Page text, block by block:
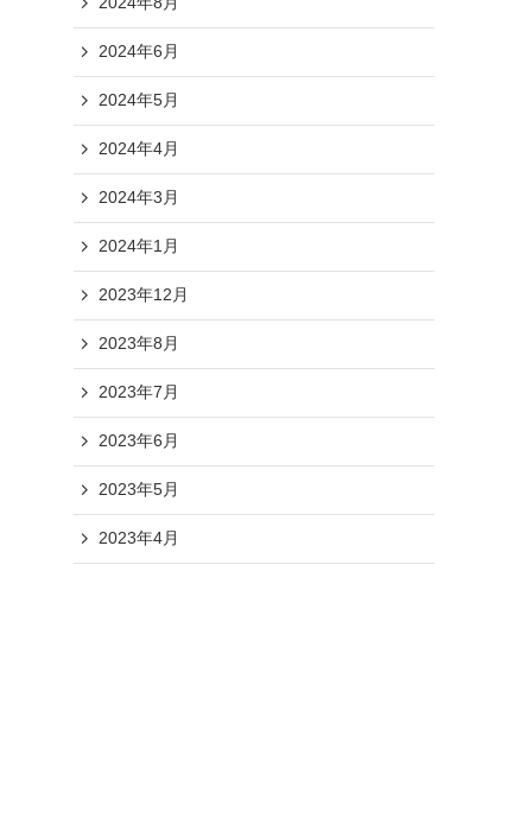
2024年6月
2024年5月
2024年4月
2024年3月
2024年1月
2023年12月
2023年8月
2023年7月
2023年6月
2023年5月
2023年4月